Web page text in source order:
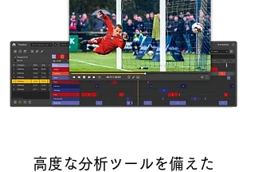
高度な分析ツールを備えた